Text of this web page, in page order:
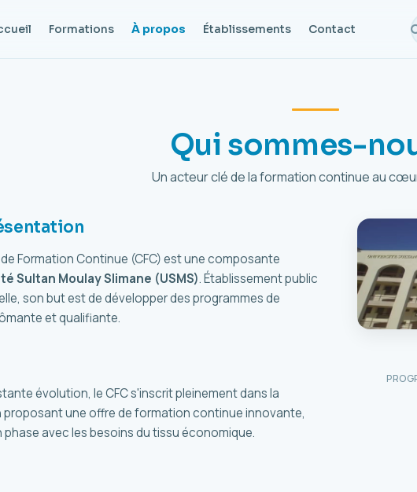
Formations À propos Établissements Contact
Qui sommes-
Un acteur clé de la formation continue au
Formation Continue (CFC) est une composante
Sultan Moulay Slimane (USMS). Établissement public
son but est de développer des programmes de
et qualifiante.
évolution, le CFC s'inscrit pleinement dans la
proposant une offre de formation continue innovante,
avec les besoins du tissu économique.